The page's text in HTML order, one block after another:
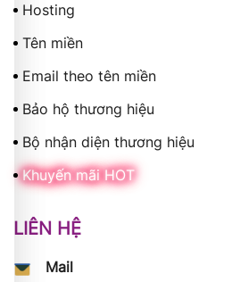
Hosting
Tên miền
Email theo tên miền
Bảo hộ thương hiệu
Bộ nhận diện thương hiệu
Khuyến mãi HOT
LIÊN HỆ
Mail